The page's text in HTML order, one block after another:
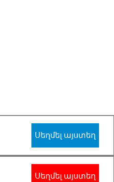
Սեղմել այստեղ
Սեղմել այստեղ